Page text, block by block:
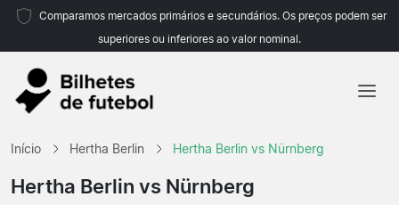
Comparamos mercados primários e secundários. Os preços podem ser
superiores ou inferiores ao valor nominal.
Início Hertha Berlin Hertha Berlin vs Nürnberg
Hertha Berlin vs Nürnberg